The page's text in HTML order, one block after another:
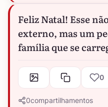
Feliz Natal! Esse
externo, mas um
família que se
0
0compartilhamentos